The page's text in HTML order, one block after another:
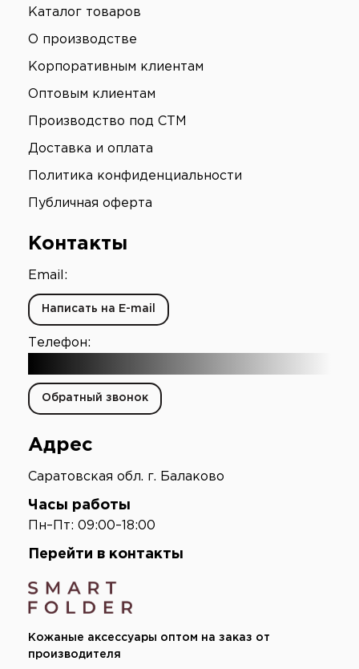
Кожаные аксессуары оптом на заказ от
производителя
Каталог товаров
О производстве
Корпоративным клиентам
Оптовым клиентам
Производство под СТМ
Доставка и оплата
Политика конфиденциальности
Публичная оферта
Контакты
Email:
Написать на E-mail
Телефон:
Обратный звонок
Адрес
Саратовская обл. г. Балаково
Часы работы
Пн–Пт: 09:00–18:00
Перейти в контакты